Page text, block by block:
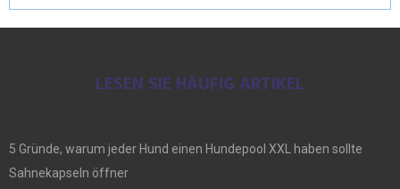
LESEN SIE HÄUFIG ARTIKEL
5 Gründe, warum jeder Hund einen Hundepool XXL haben sollte
Sahnekapseln öffner